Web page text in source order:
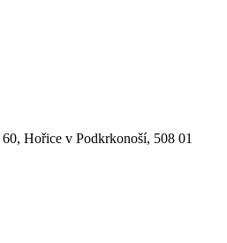
Hořice v Podkrkonoší, 508 01